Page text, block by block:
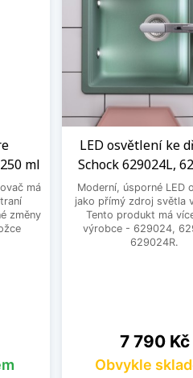
ml
má
změny
LED osvětlení ke
Schock 629024L,
Moderní, úsporné LED
jako přímý zdroj světla
Tento produkt má
výrobce - 629024,
629024R.
Cena
7 790 Kč
Obvykle